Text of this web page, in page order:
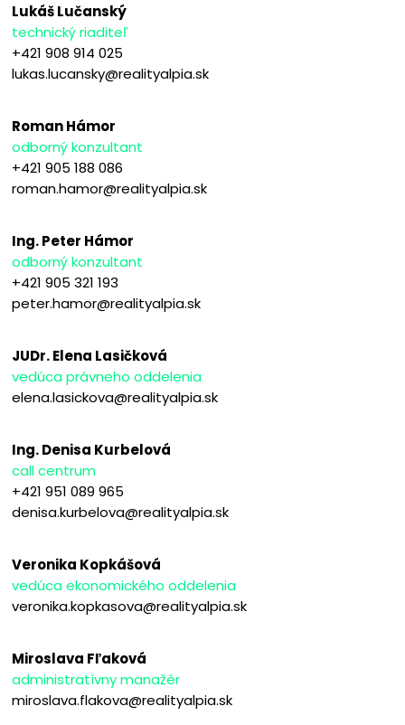
Lukáš Lučanský
technický riaditeľ
+421 908 914 025
lukas.lucansky@realityalpia.sk
Roman Hámor
odborný konzultant
+421 905 188 086
roman.hamor@realityalpia.sk
Ing. Peter Hámor
odborný konzultant
+421 905 321 193
peter.hamor@realityalpia.sk
JUDr. Elena Lasičková
vedúca právneho oddelenia
elena.lasickova@realityalpia.sk
Ing. Denisa Kurbelová
call centrum
+421 951 089 965
denisa.kurbelova@realityalpia.sk
Veronika Kopkášová
vedúca ekonomického oddelenia
veronika.kopkasova@realityalpia.sk
Miroslava Fľaková
administratívny manažér
miroslava.flakova@realityalpia.sk